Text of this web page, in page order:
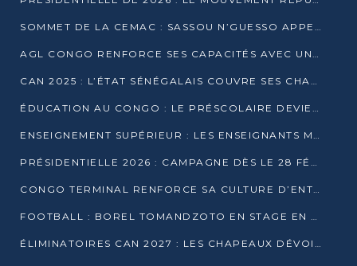
SOMMET DE LA CEMAC : SASSOU N’GUESSO APPELLE À LA VIGILANCE FACE AUX RISQUES ÉCONOMIQUES
AGL CONGO RENFORCE SES CAPACITÉS AVEC UNE GRUE DE 250 TONNES
CAN 2025 : L’ÉTAT SÉNÉGALAIS COUVRE SES CHAMPIONS D’AFRIQUE DE RÉCOMPENSES EXCEPTIONNELLES
ÉDUCATION AU CONGO : LE PRÉSCOLAIRE DEVIENT OBLIGATOIRE, LE BTS CONSACRÉ DIPLÔME D’ÉTAT
ENSEIGNEMENT SUPÉRIEUR : LES ENSEIGNANTS MAINTIENNENT LA GRÈVE ET EXIGENT UN ACCORD ÉCRIT AVEC L’ÉTAT
PRÉSIDENTIELLE 2026 : CAMPAGNE DÈS LE 28 FÉVRIER, SCRUTIN LES 12 ET 15 MARS
CONGO TERMINAL RENFORCE SA CULTURE D’ENTREPRISE AVEC LE PROGRAMME « WIN TOGETHER »
FOOTBALL : BOREL TOMANDZOTO EN STAGE EN ESPAGNE AVEC POLISSYA FC
ÉLIMINATOIRES CAN 2027 : LES CHAPEAUX DÉVOILÉS, LE CONGO FIXÉ SUR SON SORT